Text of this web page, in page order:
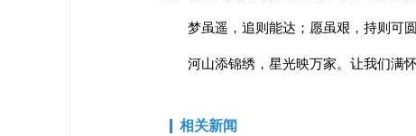
梦虽遥，追则能达；愿虽艰，持则可
河山添锦绣，星光映万家。让我们满
相关新闻